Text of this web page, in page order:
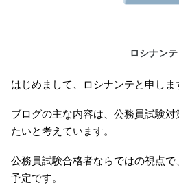
ロシナンテ
はじめまして、ロシナンテと申しま
ブログの主な内容は、公務員試験
たいと考えています。
公務員試験合格者ならではの視点で
予定です。